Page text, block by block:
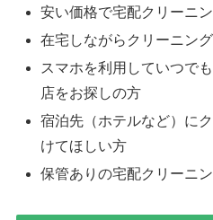
安い価格で宅配クリーニ
在宅しながらクリーニン
スマホを利用していつで
店をお探しの方
宿泊先（ホテルなど）に
けてほしい方
保管ありの宅配クリーニ